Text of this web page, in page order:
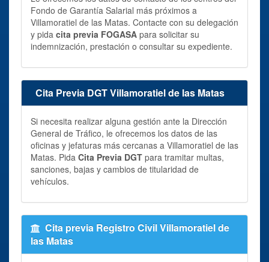
Fondo de Garantía Salarial más próximos a
Villamoratiel de las Matas. Contacte con su delegación
y pida cita previa FOGASA para solicitar su
indemnización, prestación o consultar su expediente.
Cita Previa DGT Villamoratiel de las Matas
Si necesita realizar alguna gestión ante la Dirección
General de Tráfico, le ofrecemos los datos de las
oficinas y jefaturas más cercanas a Villamoratiel de las
Matas. Pida Cita Previa DGT para tramitar multas,
sanciones, bajas y cambios de titularidad de
vehículos.
Cita previa Registro Civil Villamoratiel de
las Matas